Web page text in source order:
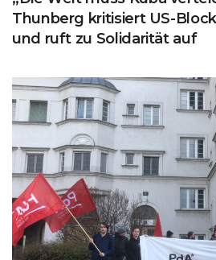
Thunberg kritisiert US-
und ruft zu Solidarität auf